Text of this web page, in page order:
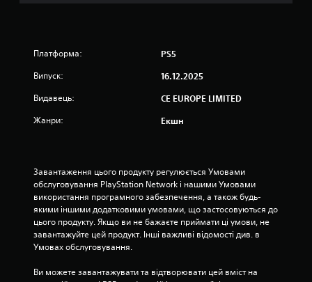
а
о
с
н
Платформа: PS5
Випуск: 16.12.2025
Видавець: CE EUROPE LIMITED
Жанри: Екшн
Завантаження цього продукту регулюється Умовами
обслуговування PlayStation Network і нашими Умовами
використання програмного забезпечення, а також будь-
якими іншими додатковими умовами, що застосовуються до
цього продукту. Якщо ви не бажаєте приймати ці умови, не
завантажуйте цей продукт. Інші важливі відомості див. в
Умовах обслуговування.
Ви можете завантажувати та відтворювати цей вміст на